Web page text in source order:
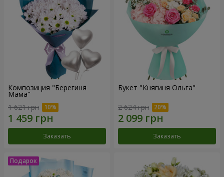
Композиция "Берегиня
Мама"
1 621 грн
Заказать
Букет "Княгиня Ольга"
2 624 грн
Заказать